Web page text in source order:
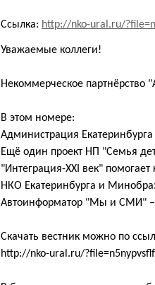
Ссылка: http://nko-ural.ru/
Уважаемые коллеги!
Некоммерческое партнёрство
В этом номере:
Администрация
Ещё один проект НП "Семья
"Интеграция-XXI век"
НКО Екатеринбурга и
Автоинформатор "Мы и СМИ" –
Скачать вестник можно по
http://nko-ural.ru/